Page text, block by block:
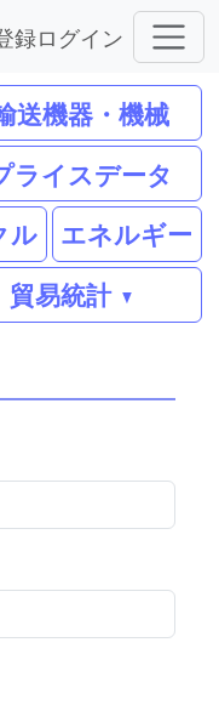
録ログイン
送機器・機械
ライスデータ
ル
エネルギー
貿易統計